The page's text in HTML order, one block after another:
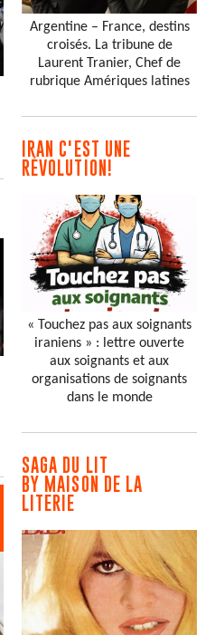
Argentine – France, destins
croisés. La tribune de
Laurent Tranier, Chef de
rubrique Amériques latines
IRAN C'EST UNE
RÉVOLUTION!
« Touchez pas aux soignants
iraniens » : lettre ouverte
aux soignants et aux
organisations de soignants
dans le monde
SAGA DU LIT
BY MAISON DE LA
LITERIE